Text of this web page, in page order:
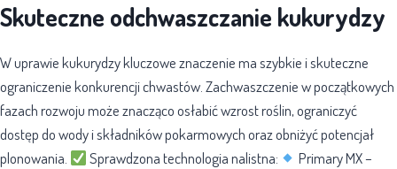
Skuteczne odchwaszczanie kukurydzy
W uprawie kukurydzy kluczowe znaczenie ma szybkie i skuteczne
ograniczenie konkurencji chwastów. Zachwaszczenie w początkowych
fazach rozwoju może znacząco osłabić wzrost roślin, ograniczyć
dostęp do wody i składników pokarmowych oraz obniżyć potencjał
plonowania.
Sprawdzona technologia nalistna:
Primary MX –